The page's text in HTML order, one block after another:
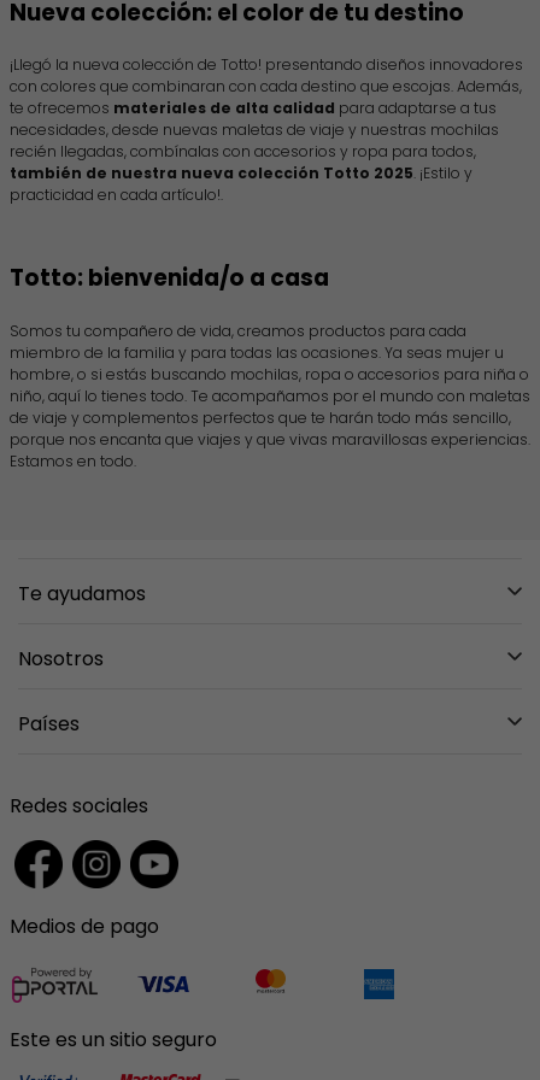
Nueva colección: el color de tu destino
¡Llegó la nueva colección de Totto! presentando diseños innovadores
con colores que combinaran con cada destino que escojas. Además,
te ofrecemos materiales de alta calidad para adaptarse a tus
necesidades, desde nuevas maletas de viaje y nuestras mochilas
recién llegadas, combínalas con accesorios y ropa para todos,
también de nuestra nueva colección Totto 2025. ¡Estilo y
practicidad en cada artículo!.
Totto: bienvenida/o a casa
Somos tu compañero de vida, creamos productos para cada
miembro de la familia y para todas las ocasiones. Ya seas mujer u
hombre, o si estás buscando mochilas, ropa o accesorios para niña o
niño, aquí lo tienes todo. Te acompañamos por el mundo con maletas
de viaje y complementos perfectos que te harán todo más sencillo,
porque nos encanta que viajes y que vivas maravillosas experiencias.
Estamos en todo.
Te ayudamos
Entregas y Devoluciones
Garantías
Ventas Institucionales
Nosotros
Países
Costa Rica
El Salvador
Panama
Colombia
Redes sociales
Medios de pago
Este es un sitio seguro